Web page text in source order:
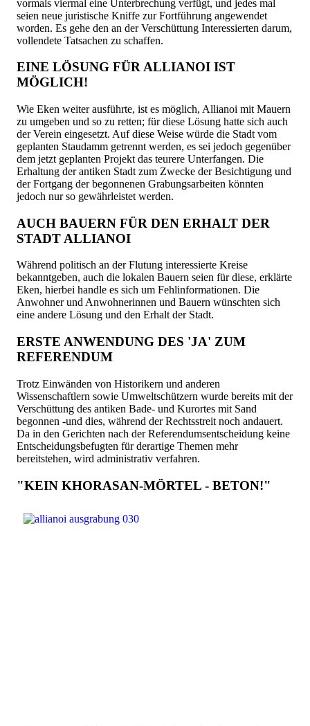
vormals viermal eine Unterbrechung verfügt, und jedes mal
seien neue juristische Kniffe zur Fortführung angewendet
worden. Es gehe den an der Verschüttung Interessierten darum,
vollendete Tatsachen zu schaffen.
EINE LÖSUNG FÜR ALLIANOI IST
MÖGLICH!
Wie Eken weiter ausführte, ist es möglich, Allianoi mit Mauern
zu umgeben und so zu retten; für diese Lösung hatte sich auch
der Verein eingesetzt. Auf diese Weise würde die Stadt vom
geplanten Staudamm getrennt werden, es sei jedoch gegenüber
dem jetzt geplanten Projekt das teurere Unterfangen. Die
Erhaltung der antiken Stadt zum Zwecke der Besichtigung und
der Fortgang der begonnenen Grabungsarbeiten könnten
jedoch nur so gewährleistet werden.
AUCH BAUERN FÜR DEN ERHALT DER
STADT ALLIANOI
Während politisch an der Flutung interessierte Kreise
bekanntgeben, auch die lokalen Bauern seien für diese, erklärte
Eken, hierbei handle es sich um Fehlinformationen. Die
Anwohner und Anwohnerinnen und Bauern wünschten sich
eine andere Lösung und den Erhalt der Stadt.
ERSTE ANWENDUNG DES 'JA' ZUM
REFERENDUM
Trotz Einwänden von Historikern und anderen
Wissenschaftlern sowie Umweltschützern wurde bereits mit der
Verschüttung des antiken Bade- und Kurortes mit Sand
begonnen -und dies, während der Rechtsstreit noch andauert.
Da in den Gerichten nach der Referendumsentscheidung keine
Entscheidungsbefugten für derartige Themen mehr
bereitstehen, wird administrativ verfahren.
"KEIN KHORASAN-MÖRTEL - BETON!"